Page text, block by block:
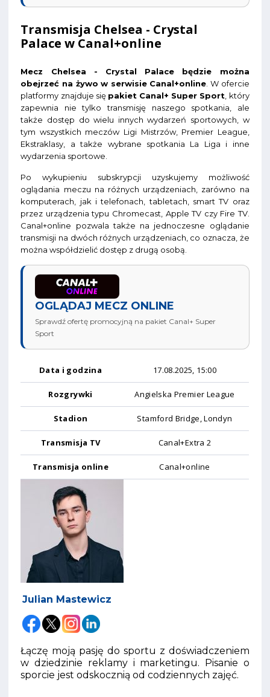
Transmisja Chelsea - Crystal
Palace w Canal+online
Mecz Chelsea - Crystal Palace będzie można
obejrzeć na żywo w serwisie Canal+online . W ofercie
platformy znajduje się pakiet Canal+ Super Sport , który
zapewnia nie tylko transmisję naszego spotkania, ale
także dostęp do wielu innych wydarzeń sportowych, w
tym wszystkich meczów Ligi Mistrzów, Premier League,
Ekstraklasy, a także wybrane spotkania La Liga i inne
wydarzenia sportowe.
Po wykupieniu subskrypcji uzyskujemy możliwość
oglądania meczu na różnych urządzeniach, zarówno na
komputerach, jak i telefonach, tabletach, smart TV oraz
przez urządzenia typu Chromecast, Apple TV czy Fire TV.
Canal+online pozwala także na jednoczesne oglądanie
transmisji na dwóch różnych urządzeniach, co oznacza, że
można współdzielić dostęp z drugą osobą.
OGLĄDAJ MECZ ONLINE
Sprawdź ofertę promocyjną na pakiet Canal+ Super
Sport
Data i godzina 17.08.2025, 15:00
Rozgrywki Angielska Premier League
Stadion Stamford Bridge, Londyn
Transmisja TV Canal+Extra 2
Transmisja online Canal+online
Julian Mastewicz
Łączę moją pasję do sportu z doświadczeniem
w dziedzinie reklamy i marketingu. Pisanie o
sporcie jest odskocznią od codziennych zajęć.